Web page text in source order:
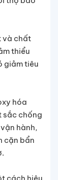
và chất
thiểu
giảm tiêu
hóa
sắc chống
hành,
cặn bẩn
cách hiệu